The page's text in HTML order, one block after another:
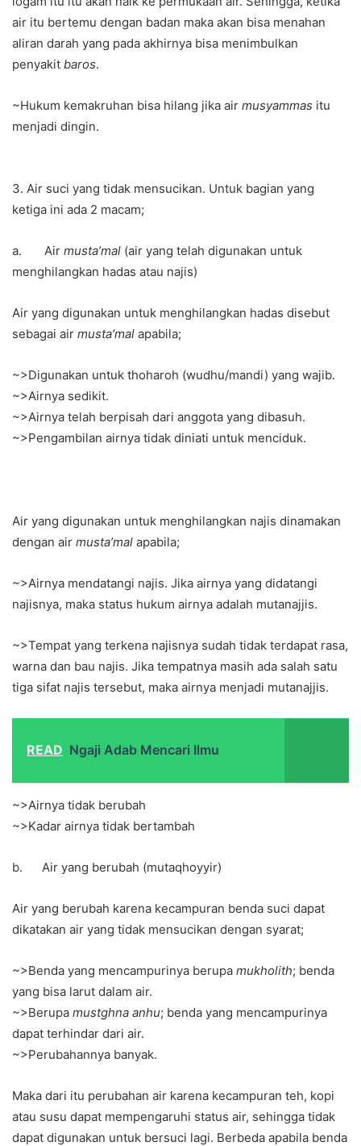
air itu bertemu dengan badan maka akan bisa menahan
aliran darah yang pada akhirnya bisa menimbulkan
penyakit baros.
~Hukum kemakruhan bisa hilang jika air musyammas itu
menjadi dingin.
3. Air suci yang tidak mensucikan. Untuk bagian yang
ketiga ini ada 2 macam;
a. Air musta’mal (air yang telah digunakan untuk
menghilangkan hadas atau najis)
Air yang digunakan untuk menghilangkan hadas disebut
sebagai air musta’mal apabila;
~>Digunakan untuk thoharoh (wudhu/mandi) yang wajib.
~>Airnya sedikit.
~>Airnya telah berpisah dari anggota yang dibasuh.
~>Pengambilan airnya tidak diniati untuk menciduk.
Air yang digunakan untuk menghilangkan najis dinamakan
dengan air musta’mal apabila;
~>Airnya mendatangi najis. Jika airnya yang didatangi
najisnya, maka status hukum airnya adalah mutanajjis.
~>Tempat yang terkena najisnya sudah tidak terdapat rasa,
warna dan bau najis. Jika tempatnya masih ada salah satu
tiga sifat najis tersebut, maka airnya menjadi mutanajjis.
READ Ngaji Adab Mencari Ilmu
~>Airnya tidak berubah
~>Kadar airnya tidak bertambah
b. Air yang berubah (mutaqhoyyir)
Air yang berubah karena kecampuran benda suci dapat
dikatakan air yang tidak mensucikan dengan syarat;
~>Benda yang mencampurinya berupa mukholith; benda
yang bisa larut dalam air.
~>Berupa mustghna anhu; benda yang mencampurinya
dapat terhindar dari air.
~>Perubahannya banyak.
Maka dari itu perubahan air karena kecampuran teh, kopi
atau susu dapat mempengaruhi status air, sehingga tidak
dapat digunakan untuk bersuci lagi. Berbeda apabila benda